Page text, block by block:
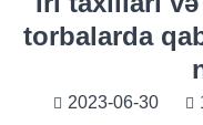
torbalarda
2023-06-30